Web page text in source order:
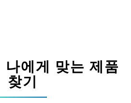
나에게 맞는 제품
찾기